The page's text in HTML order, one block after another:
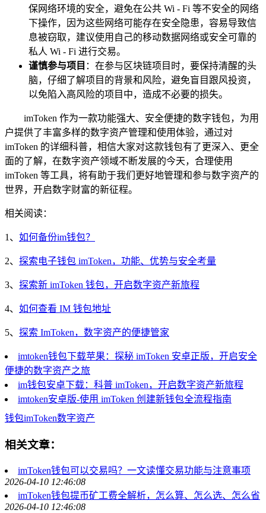
保网络环境的安全，避免在公共 Wi - Fi 等不安全的网络
下操作，因为这些网络可能存在安全隐患，容易导致信
息被窃取，建议使用自己的移动数据网络或安全可靠的
私人 Wi - Fi 进行交易。
谨慎参与项目 ：在参与区块链项目时，要保持清醒的头
脑，仔细了解项目的背景和风险，避免盲目跟风投资，
以免陷入高风险的项目中，造成不必要的损失。
imToken 作为一款功能强大、安全便捷的数字钱包，为用
户提供了丰富多样的数字资产管理和使用体验，通过对
imToken 的详细科普，相信大家对这款钱包有了更深入、更全
面的了解，在数字资产领域不断发展的今天，合理使用
imToken 等工具，将有助于我们更好地管理和参与数字资产的
世界，开启数字财富的新征程。
相关阅读：
1、 如何备份im钱包？
2、 探索电子钱包 imToken，功能、优势与安全考量
3、 探索新 imToken 钱包，开启数字资产新旅程
4、 如何查看 IM 钱包地址
5、 探索 ImToken，数字资产的便捷管家
imtoken钱包下载苹果：探秘 imToken 安卓正版，开启安全
便捷的数字资产之旅
im钱包安卓下载：科普 imToken，开启数字资产新旅程
imtoken安卓版-使用 imToken 创建新钱包全流程指南
钱包imToken数字资产
相关文章：
imToken钱包可以交易吗？一文读懂交易功能与注意事项
2026-04-10 12:46:08
imToken钱包提币矿工费全解析，怎么算、怎么选、怎么省
2026-04-10 12:46:08